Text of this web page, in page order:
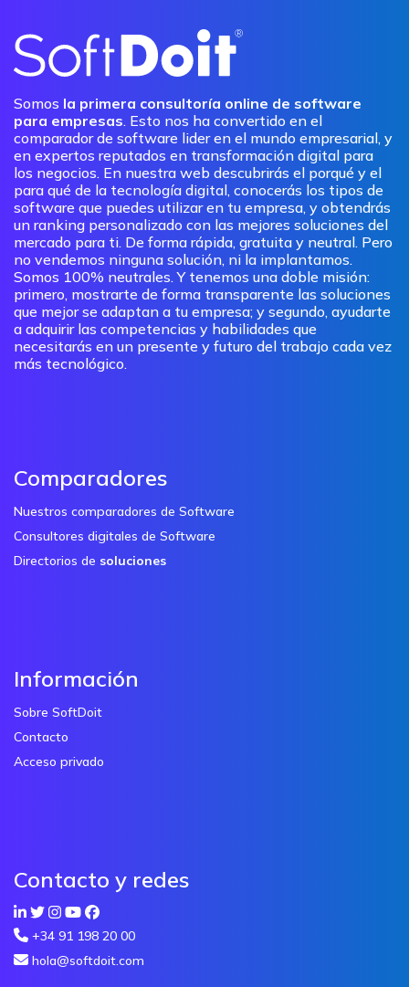
Somos la primera consultoría online de software
para empresas. Esto nos ha convertido en el
comparador de software lider en el mundo empresarial, y
en expertos reputados en transformación digital para
los negocios. En nuestra web descubrirás el porqué y el
para qué de la tecnología digital, conocerás los tipos de
software que puedes utilizar en tu empresa, y obtendrás
un ranking personalizado con las mejores soluciones del
mercado para ti. De forma rápida, gratuita y neutral. Pero
no vendemos ninguna solución, ni la implantamos.
Somos 100% neutrales. Y tenemos una doble misión:
primero, mostrarte de forma transparente las soluciones
que mejor se adaptan a tu empresa; y segundo, ayudarte
a adquirir las competencias y habilidades que
necesitarás en un presente y futuro del trabajo cada vez
más tecnológico.
Comparadores
Nuestros comparadores de Software
Consultores digitales de Software
Directorios de soluciones
Información
Sobre SoftDoit
Contacto
Acceso privado
Contacto y redes
+34 91 198 20 00
hola@softdoit.com